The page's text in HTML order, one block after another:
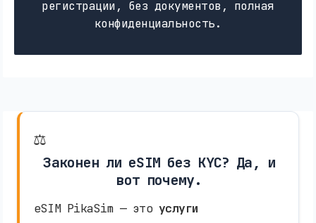
регистрации, без документов, полная
конфиденциальность.
⚖️
Законен ли eSIM без KYC? Да, и
вот почему.
eSIM PikaSim — это услуги